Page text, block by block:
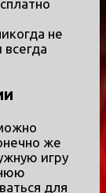
не
же
игру
для